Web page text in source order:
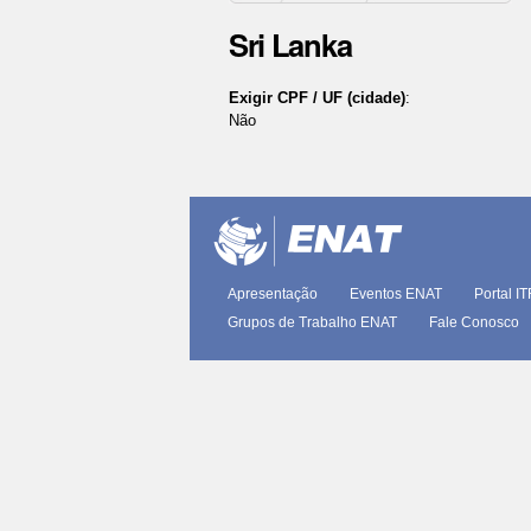
Sri Lanka
Exigir CPF / UF (cidade):
Não
documento
Apresentação Eventos ENAT Portal
Grupos de Trabalho ENAT
Fale Conosco